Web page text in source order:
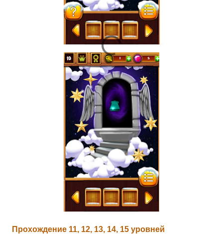
Прохождение 11, 12, 13, 14, 15 уровней